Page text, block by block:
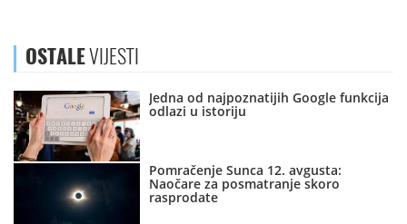
OSTALEVIJESTI
Jedna od najpoznatijih Google funkcija
odlazi u istoriju
Pomračenje Sunca 12. avgusta:
Naočare za posmatranje skoro
rasprodate